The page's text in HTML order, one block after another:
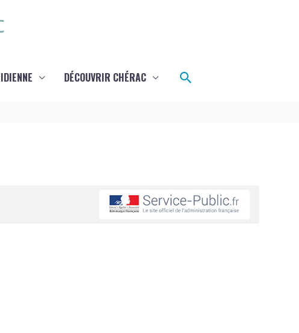
DÉCOUVRIR CHÉRAC Rechercher